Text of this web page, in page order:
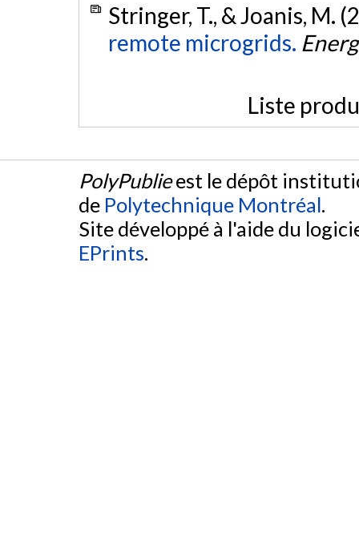
Stringer, T., & Joanis, M.
remote microgrids.
Liste
PolyPublieest le dépôt
de Polytechnique Montréal.
Site développé à l'aide du
EPrints.